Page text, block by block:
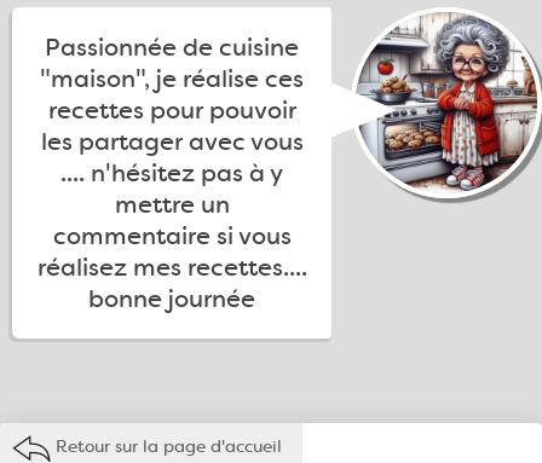
Passionnée de cuisine
"maison", je réalise ces
recettes pour pouvoir
les partager avec vous
.... n'hésitez pas à y
mettre un
commentaire si vous
réalisez mes recettes....
bonne journée
Retour sur la page d'accueil